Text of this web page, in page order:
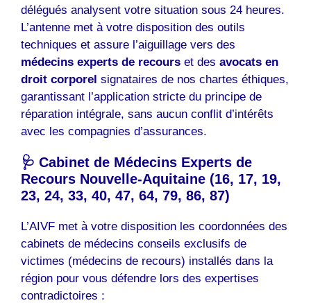
délégués analysent votre situation sous 24 heures.
L’antenne met à votre disposition des outils
techniques et assure l’aiguillage vers des
médecins experts de recours et des avocats en
droit corporel signataires de nos chartes éthiques,
garantissant l’application stricte du principe de
réparation intégrale, sans aucun conflit d’intérêts
avec les compagnies d’assurances.
🩺 Cabinet de Médecins Experts de
Recours Nouvelle-Aquitaine (16, 17, 19,
23, 24, 33, 40, 47, 64, 79, 86, 87)
L’AIVF met à votre disposition les coordonnées des
cabinets de médecins conseils exclusifs de
victimes (médecins de recours) installés dans la
région pour vous défendre lors des expertises
contradictoires :